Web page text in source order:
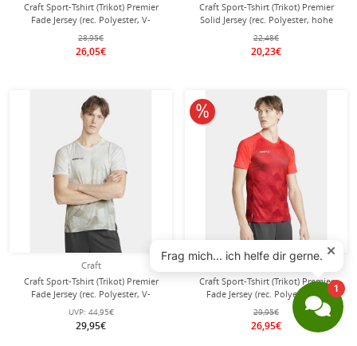
Craft Sport-Tshirt (Trikot) Premier
Fade Jersey (rec. Polyester, V-
Ausschnitt) schwarz Herren
28,95€
26,05€
Craft Sport-Tshirt (Trikot) Premier
Solid Jersey (rec. Polyester, hohe
Elastizität) schwarz Herren
22,48€
20,23€
Craft
Craft Sport-Tshirt (Trikot) Premier
Fade Jersey (rec. Polyester, V-
Ausschnitt) weiss Herren
UVP: 44,95€
29,95€
Craft Sport-Tshirt (Trikot) Premier
Fade Jersey (rec. Polyester, V-
Ausschnitt) orange/rot Herren
29,95€
26,95€
10% reduziert